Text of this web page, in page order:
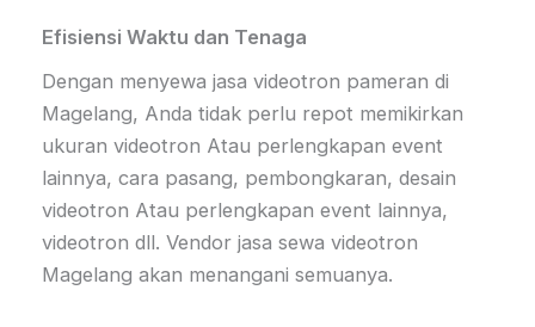
Efisiensi Waktu dan Tenaga
Dengan menyewa jasa videotron pameran di
Magelang, Anda tidak perlu repot memikirkan
ukuran videotron Atau perlengkapan event
lainnya, cara pasang, pembongkaran, desain
videotron Atau perlengkapan event lainnya,
videotron dll. Vendor jasa sewa videotron
Magelang akan menangani semuanya.